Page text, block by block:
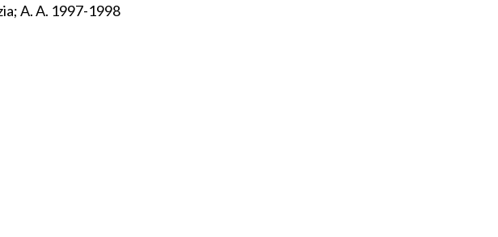
A. A. 1997-1998